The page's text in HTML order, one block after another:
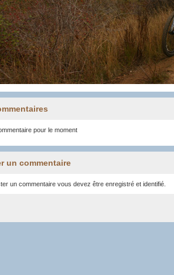
pour le moment
un commentaire
un commentaire vous devez être enregistré et identifié.